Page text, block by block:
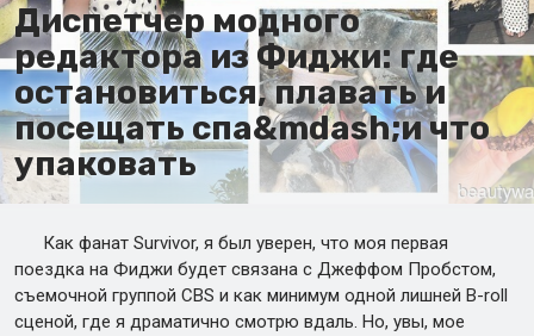
Ru
It
De
Диспетчер модного
редактора из Фиджи: где
остановиться, плавать и
посещать спа&mdash;и что
упаковать
Как фанат Survivor, я был уверен, что моя первая
поездка на Фиджи будет связана с Джеффом Пробстом,
съемочной группой CBS и как минимум одной лишней B-roll
сценой, где я драматично смотрю вдаль. Но, увы, мое